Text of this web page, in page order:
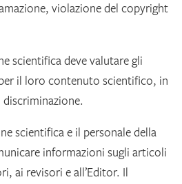
violazione del copyright
scientifica deve valutare gli
il loro contenuto scientifico, in
scientifica e il personale della
informazioni sugli articoli
ai revisori e all’Editor. Il